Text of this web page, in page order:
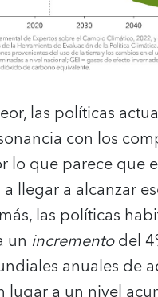
las políticas
con los
lo que parece que
llegar a alcanzar
las políticas
un incrementodel
anuales de